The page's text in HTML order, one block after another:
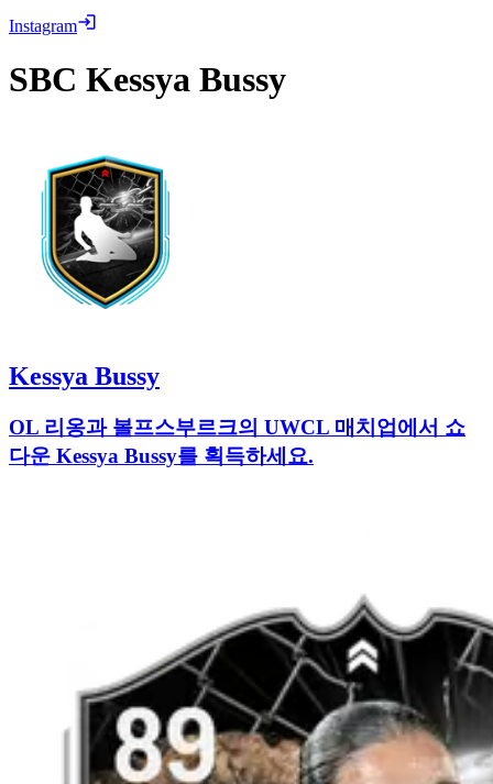
Instagram
SBC Kessya Bussy
Kessya Bussy
OL 리옹과 볼프스부르크의 UWCL 매치업에서 쇼
다운 Kessya Bussy를 획득하세요.